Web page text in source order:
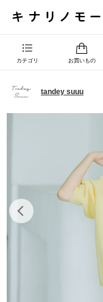
カテゴリ お買いもの
tandey suuu